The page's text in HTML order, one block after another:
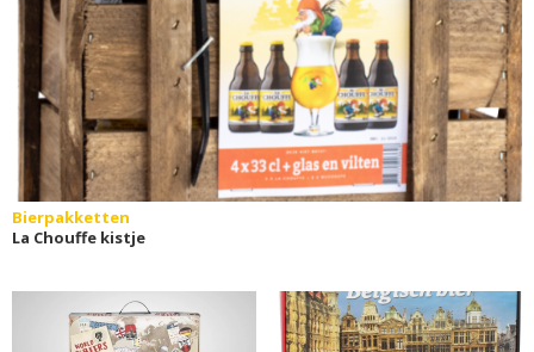
Bierpakketten
La Chouffe kistje